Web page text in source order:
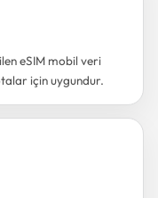
eSIM mobil veri
için uygundur.